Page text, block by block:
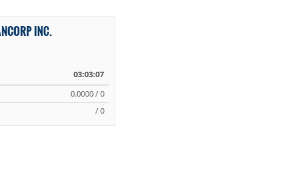
INC.
03:03:07
0.0000 / 0
/ 0